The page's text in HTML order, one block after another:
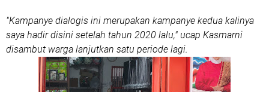
"Kampanye dialogis ini merupakan kampanye kedua kalinya
saya hadir disini setelah tahun 2020 lalu," ucap Kasmarni
disambut warga lanjutkan satu periode lagi.